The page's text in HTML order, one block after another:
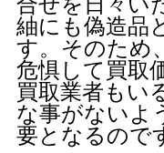
紬にも偽造品
す。そのため
危惧して買取
買取業者もい
な事がないよ
要となるので